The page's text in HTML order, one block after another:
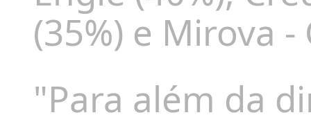
(35%) e Mirova
"Para além da